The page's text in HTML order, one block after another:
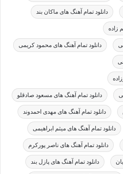
دانلود تمام آهنگ های ماکان بند
زاده
دانلود تمام آهنگ های محمود کریمی
دانلود تمام آهنگ های مسعود صادقلو
دانلود تمام آهنگ های مهدی احمدوند
دانلود تمام آهنگ های میثم ابراهیمی
دانلود تمام آهنگ های ناصر پورکرم
دانلود تمام آهنگ های پازل بند